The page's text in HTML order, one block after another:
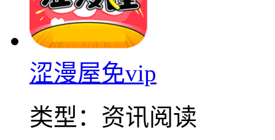
涩漫屋免vip
类型： 资讯阅读